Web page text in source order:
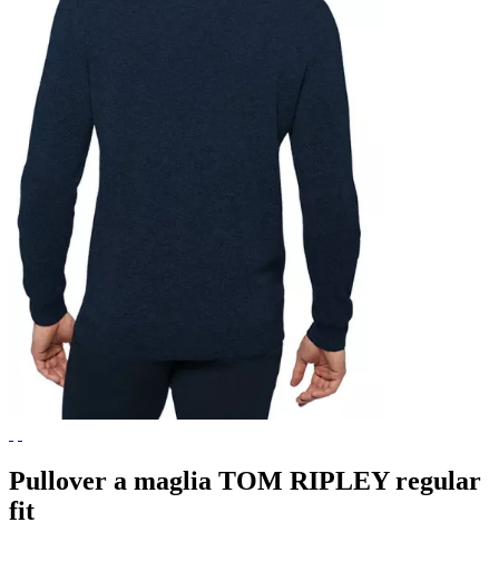
Pullover a maglia TOM RIPLEY regular
fit